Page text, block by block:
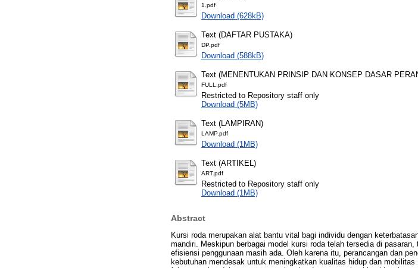
1.pdf
Download (628kB)
Text (DAFTAR PUSTAKA)
DP.pdf
Download (588kB)
Text (MENENTUKAN PRINSIP DAN KONSEP DASAR
FULL.pdf
Restricted to Repository staff only
Download (5MB)
Text (LAMPIRAN)
LAMP.pdf
Download (1MB)
Text (ARTIKEL)
ART.pdf
Restricted to Repository staff only
Download (1MB)
Abstract
Kursi roda merupakan alat bantu vital bagi individu dengan
mandiri. Meskipun berbagai model kursi roda telah tersedia di
efisiensi penggunaan masih ada. Oleh karena itu, perancangan dan
kebutuhan mendesak untuk meningkatkan kualitas hidup dan